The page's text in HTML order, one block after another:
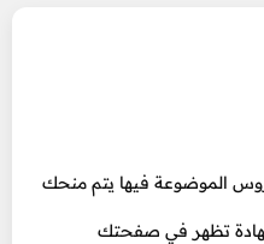
الموضوعة فيها يتم منحك
تظهر في صفحتك